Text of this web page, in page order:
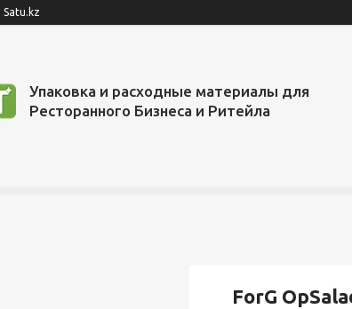
Satu.kz
Упаковка и расходные материалы для
Ресторанного Бизнеса и Ритейла
ForG